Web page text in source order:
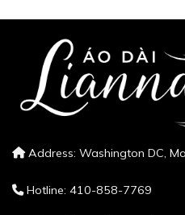
Address: Washington DC,
Hotline: 410-858-7769